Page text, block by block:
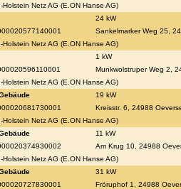
Netz AG (E.ON Hanse AG)
24 kW
Sankelmarker Weg 25,
Netz AG (E.ON Hanse AG)
1 kW
Munkwolstruper Weg 2,
Netz AG (E.ON Hanse AG)
19 kW
Kreisstr. 6, 24988
Netz AG (E.ON Hanse AG)
11 kW
Am Krug 10, 24988
Netz AG (E.ON Hanse AG)
31 kW
Fröruphof 1, 24988